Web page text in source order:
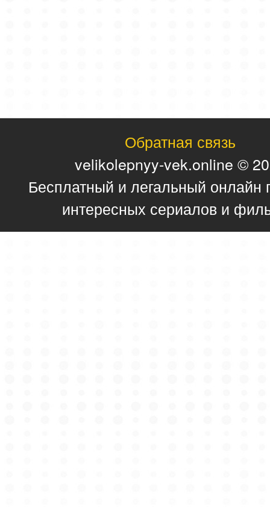
Обратная связь
velikolepnyy-vek.online ©
Бесплатный и легальный онлайн
интересных сериалов и